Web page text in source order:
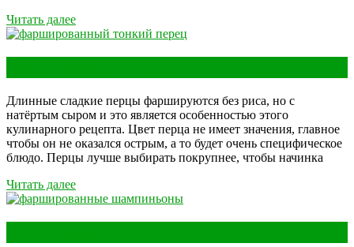
Читать далее
Длинные сладкие перцы фаршируются без риса, но с
натёртым сыром и это является особенностью этого
кулинарного рецепта. Цвет перца не имеет значения, главное
чтобы он не оказался острым, а то будет очень специфическое
блюдо. Перцы лучше выбирать покрупнее, чтобы начинка
Читать далее